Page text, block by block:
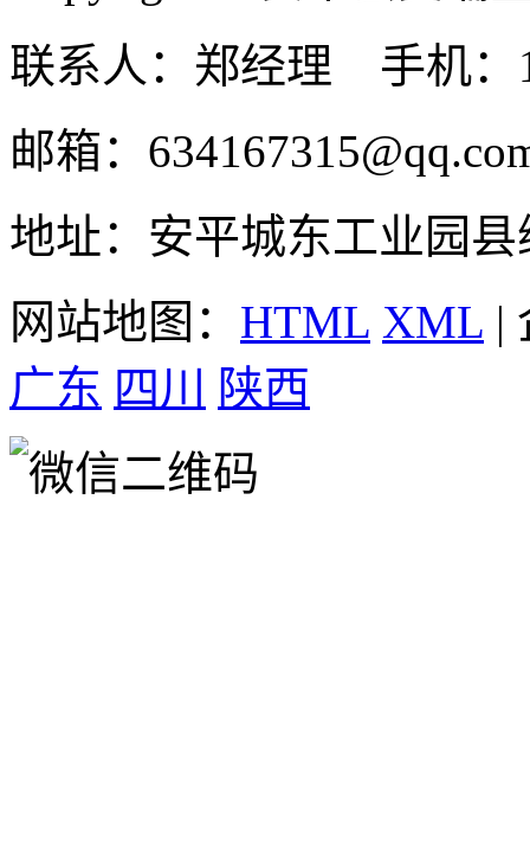
联系人：郑经理 手机：
邮箱：
地址：安平城东工业园县
网站地图： HTML XML |
广东 四川 陕西